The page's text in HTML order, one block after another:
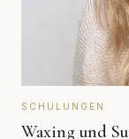
SCHULUNGEN
Waxing und